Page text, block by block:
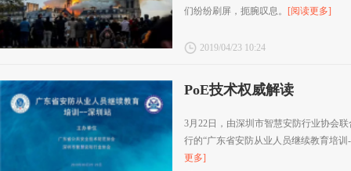
们纷纷刷屏，扼腕叹息。 [阅读更多]
2019/04/23 10:24
PoE技术权威解读
3月22日，由深圳市智慧安防行业协会
行的“广东省安防从业人员继续教育培
更多]